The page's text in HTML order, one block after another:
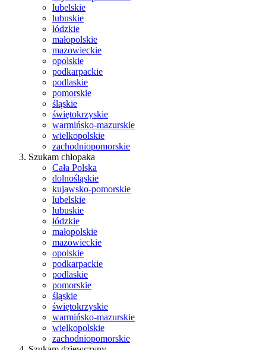
lubelskie
lubuskie
łódzkie
małopolskie
mazowieckie
opolskie
podkarpackie
podlaskie
pomorskie
śląskie
świętokrzyskie
warmińsko-mazurskie
wielkopolskie
zachodniopomorskie
Szukam chłopaka
Cała Polska
dolnośląskie
kujawsko-pomorskie
lubelskie
lubuskie
łódzkie
małopolskie
mazowieckie
opolskie
podkarpackie
podlaskie
pomorskie
śląskie
świętokrzyskie
warmińsko-mazurskie
wielkopolskie
zachodniopomorskie